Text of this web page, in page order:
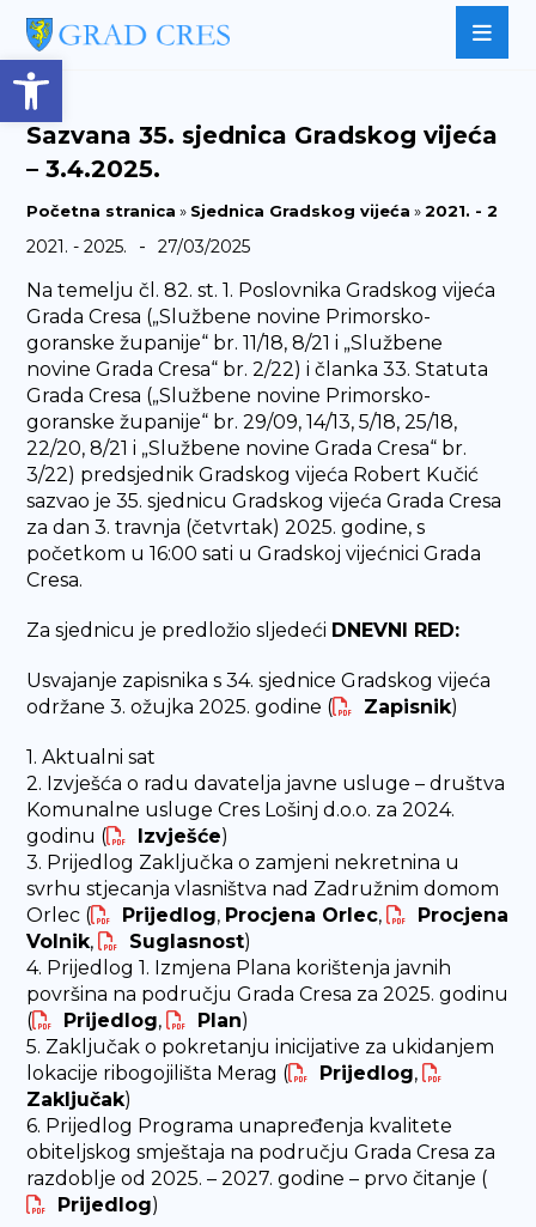
Open toolbar
Sazvana 35. sjednica Gradskog vijeća
– 3.4.2025.
Početna stranica » Sjednica Gradskog vijeća »2021. - 2025.
2021. - 2025. - 27/03/2025
Na temelju čl. 82. st. 1. Poslovnika Gradskog vijeća
Grada Cresa („Službene novine Primorsko-
goranske županije“ br. 11/18, 8/21 i „Službene
novine Grada Cresa“ br. 2/22) i članka 33. Statuta
Grada Cresa („Službene novine Primorsko-
goranske županije“ br. 29/09, 14/13, 5/18, 25/18,
22/20, 8/21 i „Službene novine Grada Cresa“ br.
3/22) predsjednik Gradskog vijeća Robert Kučić
sazvao je 35. sjednicu Gradskog vijeća Grada Cresa
za dan 3. travnja (četvrtak) 2025. godine, s
početkom u 16:00 sati u Gradskoj vijećnici Grada
Cresa.
Za sjednicu je predložio sljedeći DNEVNI RED:
Usvajanje zapisnika s 34. sjednice Gradskog vijeća
održane 3. ožujka 2025. godine (
Zapisnik)
1. Aktualni sat
2. Izvješća o radu davatelja javne usluge – društva
Komunalne usluge Cres Lošinj d.o.o. za 2024.
godinu (
Izvješće)
3. Prijedlog Zaključka o zamjeni nekretnina u
svrhu stjecanja vlasništva nad Zadružnim domom
Orlec (
Prijedlog, Procjena Orlec,
Procjena
Volnik, Suglasnost)
4. Prijedlog 1. Izmjena Plana korištenja javnih
površina na području Grada Cresa za 2025. godinu
(
Prijedlog, Plan)
5. Zaključak o pokretanju inicijative za ukidanjem
lokacije ribogojilišta Merag (
Prijedlog,
Zaključak)
6. Prijedlog Programa unapređenja kvalitete
obiteljskog smještaja na području Grada Cresa za
razdoblje od 2025. – 2027. godine – prvo čitanje (
Prijedlog)